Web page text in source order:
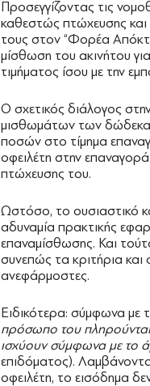
Προσεγγίζοντας τις
καθεστώς πτώχευσης και
τους στον “Φορέα
μίσθωση του ακινήτου
τιμήματος ίσου με την
Ο σχετικός διάλογος
μισθωμάτων των
ποσών στο τίμημα
οφειλέτη στην
πτώχευσης του.
Ωστόσο, το ουσιαστικό
αδυναμία πρακτικής
επαναμίσθωσης. Και
συνεπώς τα κριτήρια και
ανεφάρμοστες.
Ειδικότερα: σύμφωνα με
πρόσωπο του πληρούνται
ισχύουν σύμφωνα με το
επιδόματος).
οφειλέτη, το εισόδημα